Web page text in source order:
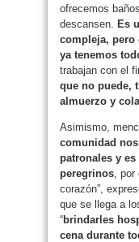
ofrecemos
descansen. Es
compleja, pero
ya tenemos
trabajan con el
que no puede,
almuerzo y
Asimismo,
comunidad
patronales y
peregrinos, por
corazón”,
que se llega a
“brindarles
cena durante